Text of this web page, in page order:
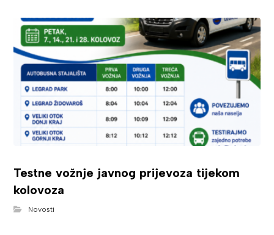
Testne vožnje javnog prijevoza tijekom
kolovoza
Novosti